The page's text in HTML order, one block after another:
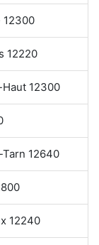
12300
12220
12300
12640
12240